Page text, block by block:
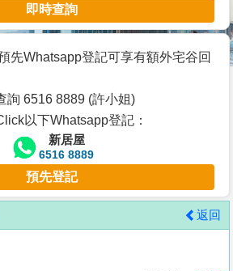
即時查詢
先Whatsapp登記可享有額外宅谷回
詢 6516 8889 (許小姐)
以下Whatsapp登記：
新居屋
6516 8889
預先登記
返回